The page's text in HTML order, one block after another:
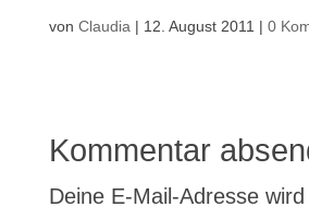
von Claudia | 12. August 2011 | 0
Kommentar
Deine E-Mail-Adresse